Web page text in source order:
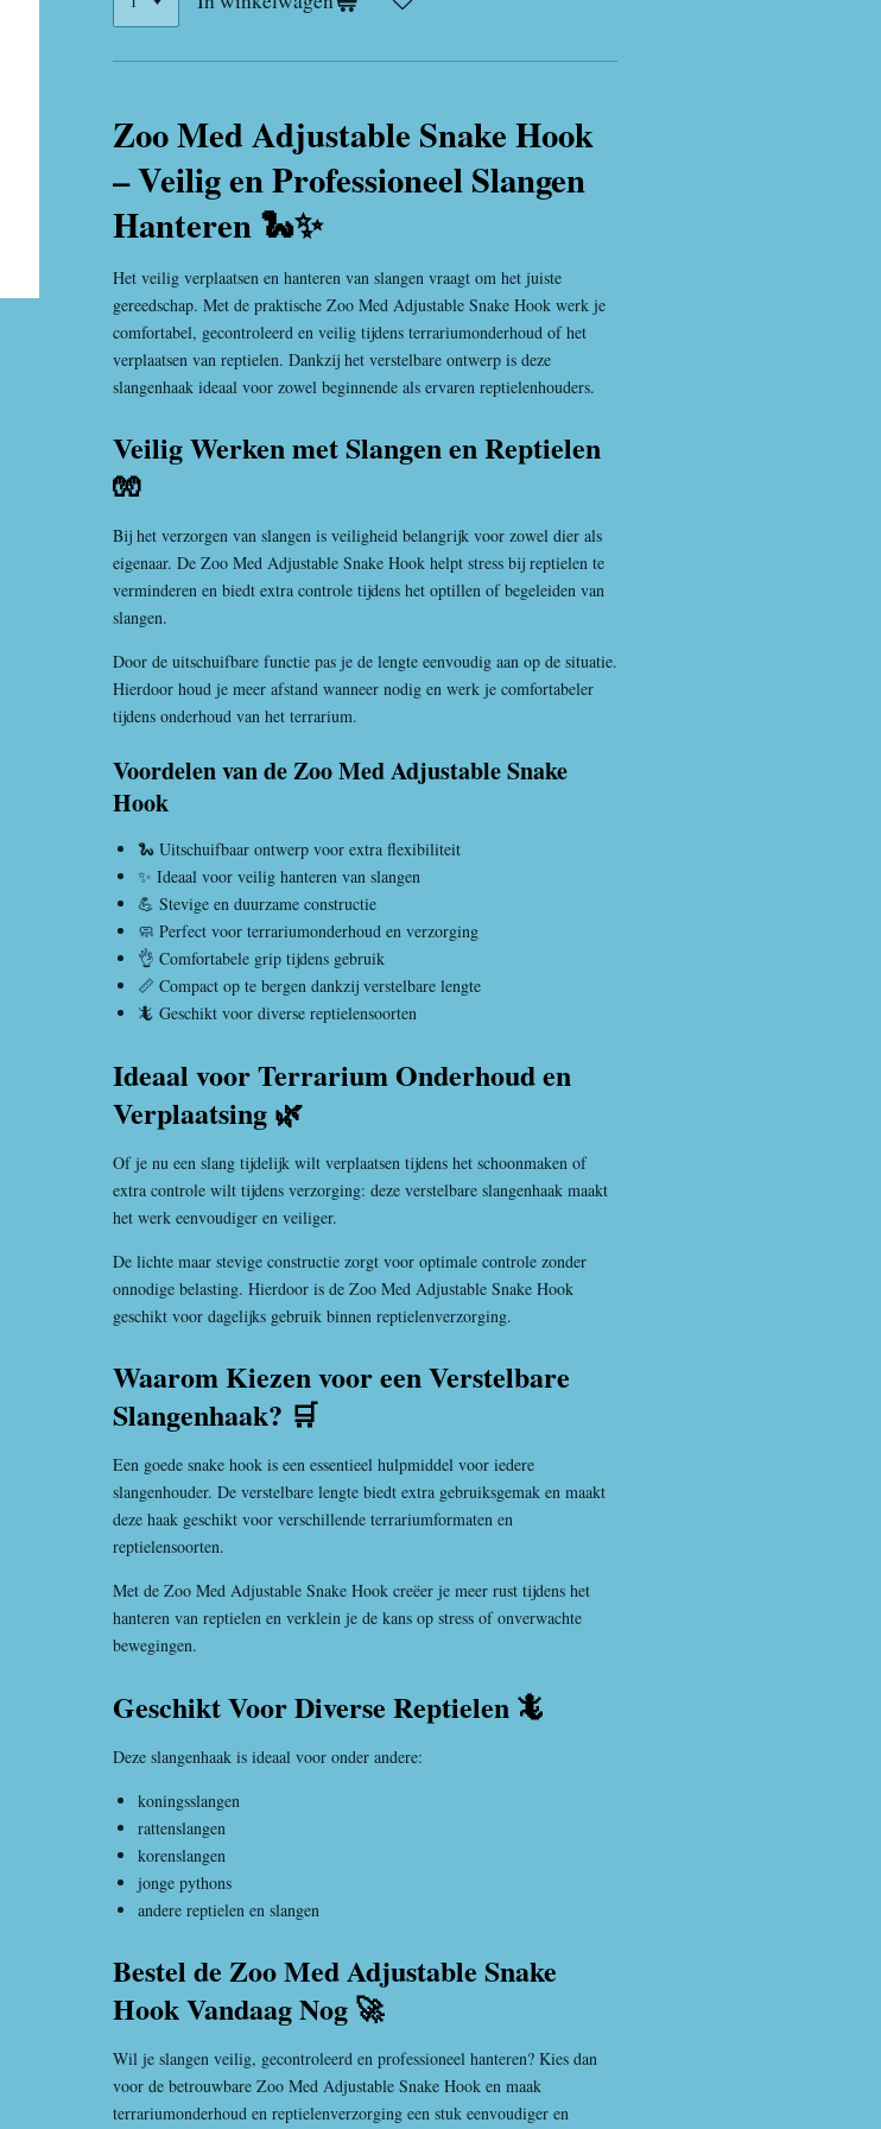
Zoo Med Adjustable Snake Hook
– Veilig en Professioneel Slangen
Hanteren 🐍✨
Het veilig verplaatsen en hanteren van slangen vraagt om het juiste
gereedschap. Met de praktische Zoo Med Adjustable Snake Hook werk je
comfortabel, gecontroleerd en veilig tijdens terrariumonderhoud of het
verplaatsen van reptielen. Dankzij het verstelbare ontwerp is deze
slangenhaak ideaal voor zowel beginnende als ervaren reptielenhouders.
Veilig Werken met Slangen en Reptielen
🧤
Bij het verzorgen van slangen is veiligheid belangrijk voor zowel dier als
eigenaar. De Zoo Med Adjustable Snake Hook helpt stress bij reptielen te
verminderen en biedt extra controle tijdens het optillen of begeleiden van
slangen.
Door de uitschuifbare functie pas je de lengte eenvoudig aan op de situatie.
Hierdoor houd je meer afstand wanneer nodig en werk je comfortabeler
tijdens onderhoud van het terrarium.
Voordelen van de Zoo Med Adjustable Snake
Hook
🐍 Uitschuifbaar ontwerp voor extra flexibiliteit
✨ Ideaal voor veilig hanteren van slangen
💪 Stevige en duurzame constructie
🧼 Perfect voor terrariumonderhoud en verzorging
👌 Comfortabele grip tijdens gebruik
📏 Compact op te bergen dankzij verstelbare lengte
🦎 Geschikt voor diverse reptielensoorten
Ideaal voor Terrarium Onderhoud en
Verplaatsing 🌿
Of je nu een slang tijdelijk wilt verplaatsen tijdens het schoonmaken of
extra controle wilt tijdens verzorging: deze verstelbare slangenhaak maakt
het werk eenvoudiger en veiliger.
De lichte maar stevige constructie zorgt voor optimale controle zonder
onnodige belasting. Hierdoor is de Zoo Med Adjustable Snake Hook
geschikt voor dagelijks gebruik binnen reptielenverzorging.
Waarom Kiezen voor een Verstelbare
Slangenhaak? 🛒
Een goede snake hook is een essentieel hulpmiddel voor iedere
slangenhouder. De verstelbare lengte biedt extra gebruiksgemak en maakt
deze haak geschikt voor verschillende terrariumformaten en
reptielensoorten.
Met de Zoo Med Adjustable Snake Hook creëer je meer rust tijdens het
hanteren van reptielen en verklein je de kans op stress of onverwachte
bewegingen.
Geschikt Voor Diverse Reptielen 🦎
Deze slangenhaak is ideaal voor onder andere:
koningsslangen
rattenslangen
korenslangen
jonge pythons
andere reptielen en slangen
Bestel de Zoo Med Adjustable Snake
Hook Vandaag Nog 🚀
Wil je slangen veilig, gecontroleerd en professioneel hanteren? Kies dan
voor de betrouwbare Zoo Med Adjustable Snake Hook en maak
terrariumonderhoud en reptielenverzorging een stuk eenvoudiger en